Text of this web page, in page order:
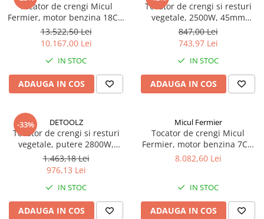
Truse de scule
Truse de lipit PPR
Ventuze cu brate pentru transport
Vibratoare beton
Masini de spalat rufe cu uscator
Uscatoare de rufe
Masini de facut paine
Pachete electrocasnice
incorporabile
Seturi oale
SANDWICH MAKER
Storcatoare de fructe
Televizoare
Tocator de crengi Micul
Fermier, motor benzina 18CP,
diametru maxim de taiere
Ø120mm, cu carlig de
remorcare, pentru brichete
13.522,50 Lei
10.167,00 Lei
IN STOC
ADAUGA IN COS
Tocator de crengi si resturi
vegetale, 2500W, 45mm
diametru maxim de taiere,
sac colector 45L
847,00 Lei
743,97 Lei
IN STOC
ADAUGA IN COS
-33% DETOOLZ
Tocator de crengi si resturi
vegetale, putere 2800W,
diametru maxim de taiere
45mm, container 50L
1.463,18 Lei
976,13 Lei
IN STOC
ADAUGA IN COS
Micul Fermier
Tocator de crengi Micul
Fermier, motor benzina 7CP,
80mm diametru maxim de
8.082,60 Lei
IN STOC
ADAUGA IN COS